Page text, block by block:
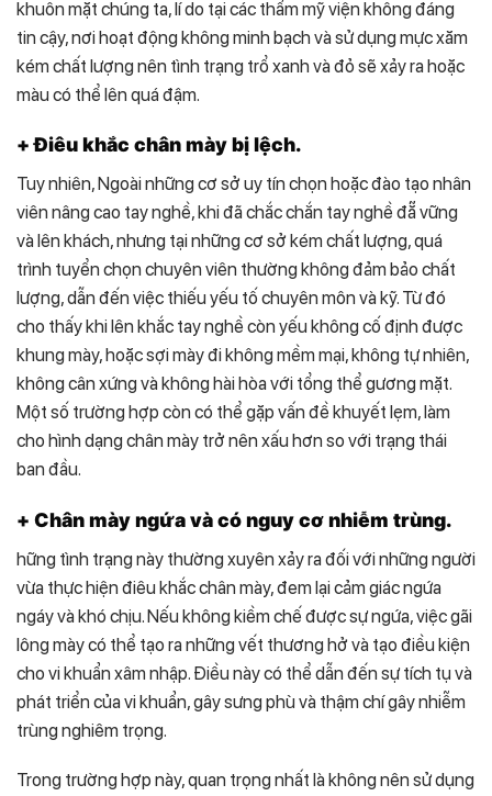
khuôn mặt chúng ta, lí do tại các thẩm mỹ viện không đáng
tin cậy, nơi hoạt động không minh bạch và sử dụng mực xăm
kém chất lượng nên tình trạng trổ xanh và đỏ sẽ xảy ra hoặc
màu có thể lên quá đậm.
+ Điêu khắc chân mày bị lệch.
Tuy nhiên, Ngoài những cơ sở uy tín chọn hoặc đào tạo nhân
viên nâng cao tay nghề, khi đã chắc chắn tay nghề đẵ vững
và lên khách, nhưng tại những cơ sở kém chất lượng, quá
trình tuyển chọn chuyên viên thường không đảm bảo chất
lượng, dẫn đến việc thiếu yếu tố chuyên môn và kỹ. Từ đó
cho thấy khi lên khắc tay nghề còn yếu không cố định được
khung mày, hoặc sợi mày đi không mềm mại, không tự nhiên,
không cân xứng và không hài hòa với tổng thể gương mặt.
Một số trường hợp còn có thể gặp vấn đề khuyết lẹm, làm
cho hình dạng chân mày trở nên xấu hơn so với trạng thái
ban đầu.
+ Chân mày ngứa và có nguy cơ nhiễm trùng.
hững tình trạng này thường xuyên xảy ra đối với những người
vừa thực hiện điêu khắc chân mày, đem lại cảm giác ngứa
ngáy và khó chịu. Nếu không kiềm chế được sự ngứa, việc gãi
lông mày có thể tạo ra những vết thương hở và tạo điều kiện
cho vi khuẩn xâm nhập. Điều này có thể dẫn đến sự tích tụ và
phát triển của vi khuẩn, gây sưng phù và thậm chí gây nhiễm
trùng nghiêm trọng.
Trong trường hợp này, quan trọng nhất là không nên sử dụng